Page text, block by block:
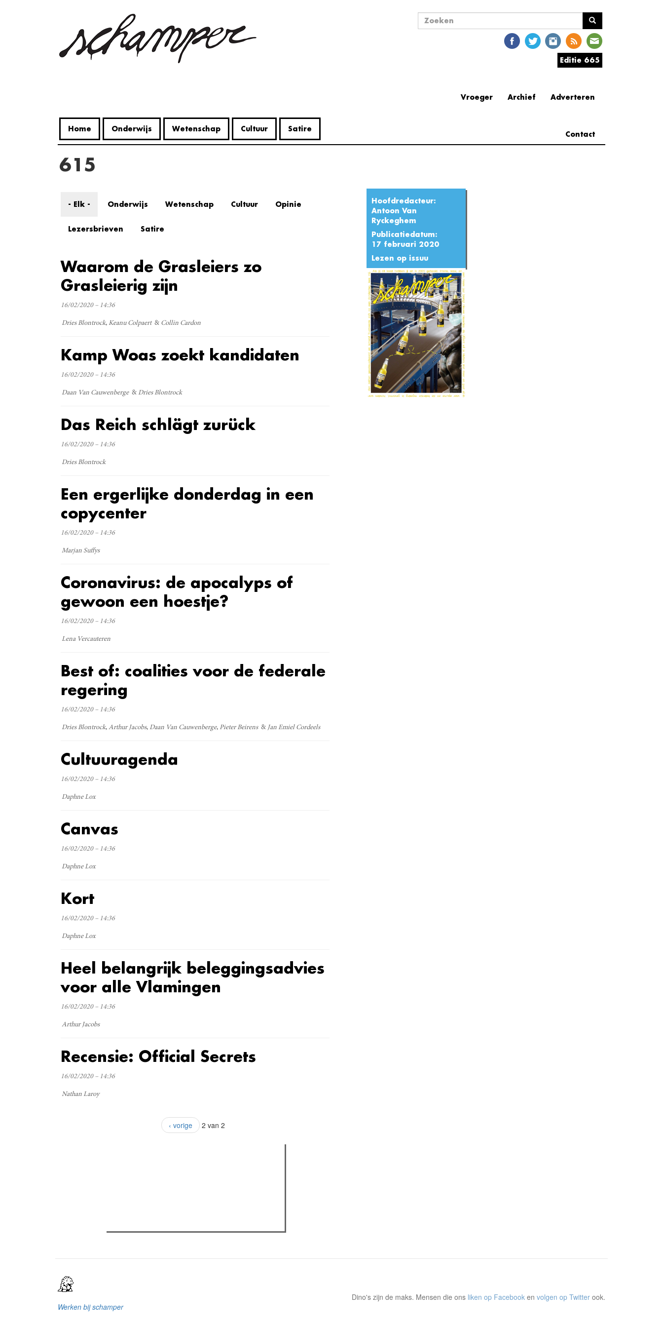
Home Onderwijs Wetenschap Cultuur Satire
Zoekveld
Editie 665
Adverteren
Archief
Vroeger
Contact
615
Hoofdredacteur:
Antoon Van
Ryckeghem
Publicatiedatum:
17 februari 2020
Lezen op issuu
- Elk - Onderwijs Wetenschap Cultuur Opinie
Lezersbrieven Satire
Waarom de Grasleiers zo
Grasleierig zijn
16/02/2020 – 14:36
Dries Blontrock Keanu Colpaert Collin Cardon
Kamp Woas zoekt kandidaten
16/02/2020 – 14:36
Daan Van Cauwenberge Dries Blontrock
Das Reich schlägt zurück
16/02/2020 – 14:36
Dries Blontrock
Een ergerlijke donderdag in een
copycenter
16/02/2020 – 14:36
Marjan Suffys
Coronavirus: de apocalyps of
gewoon een hoestje?
16/02/2020 – 14:36
Lena Vercauteren
Best of: coalities voor de federale
regering
16/02/2020 – 14:36
Dries Blontrock Arthur Jacobs Daan Van Cauwenberge Pieter Beirens Jan Emiel Cordeels
Cultuuragenda
16/02/2020 – 14:36
Daphne Lox
Canvas
16/02/2020 – 14:36
Daphne Lox
Kort
16/02/2020 – 14:36
Daphne Lox
Heel belangrijk beleggingsadvies
voor alle Vlamingen
16/02/2020 – 14:36
Arthur Jacobs
Recensie: Official Secrets
16/02/2020 – 14:36
Nathan Laroy
‹ vorige 2 van 2
Dino's zijn de maks. Mensen die ons liken op Facebook en volgen op Twitter ook.
Werken bij schamper